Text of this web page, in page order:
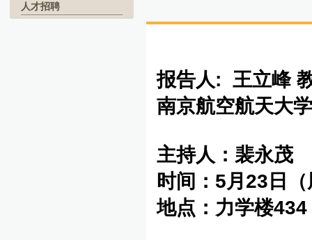
人才招聘
报告人: 王立峰
南京航空航天大学
主持人：裴永茂
时间： 5月 23 日
地点：力学楼